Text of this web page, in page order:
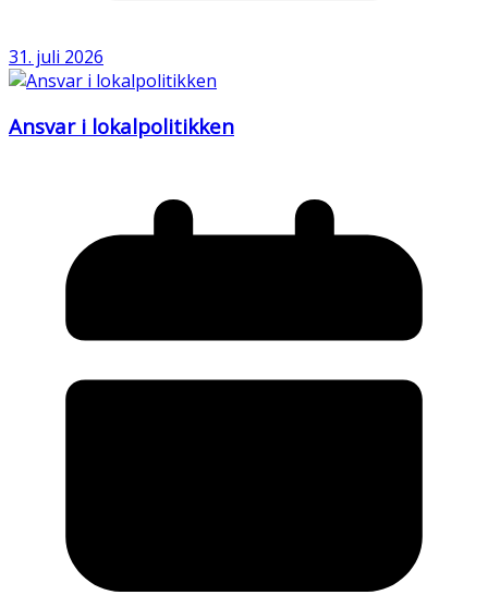
31. juli 2026
Ansvar i lokalpolitikken